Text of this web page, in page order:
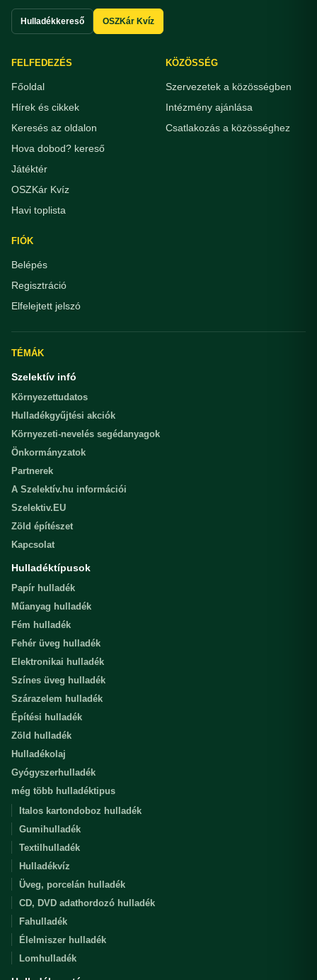
Hulladékkereső OSZKár Kvíz
FELFEDEZÉS
Főoldal
Hírek és cikkek
Keresés az oldalon
Hova dobod? kereső
Játéktér
OSZKár Kvíz
Havi toplista
KÖZÖSSÉG
Szervezetek a közösségben
Intézmény ajánlása
Csatlakozás a közösséghez
FIÓK
Belépés
Regisztráció
Elfelejtett jelszó
TÉMÁK
Szelektív infó
Környezettudatos
Hulladékgyűjtési akciók
Környezeti-nevelés segédanyagok
Önkormányzatok
Partnerek
A Szelektív.hu információi
Szelektiv.EU
Zöld építészet
Kapcsolat
Hulladéktípusok
Papír hulladék
Műanyag hulladék
Fém hulladék
Fehér üveg hulladék
Elektronikai hulladék
Színes üveg hulladék
Szárazelem hulladék
Építési hulladék
Zöld hulladék
Hulladékolaj
Gyógyszerhulladék
még több hulladéktipus
Italos kartondoboz hulladék
Gumihulladék
Textilhulladék
Hulladékvíz
Üveg, porcelán hulladék
CD, DVD adathordozó hulladék
Fahulladék
Élelmiszer hulladék
Lomhulladék